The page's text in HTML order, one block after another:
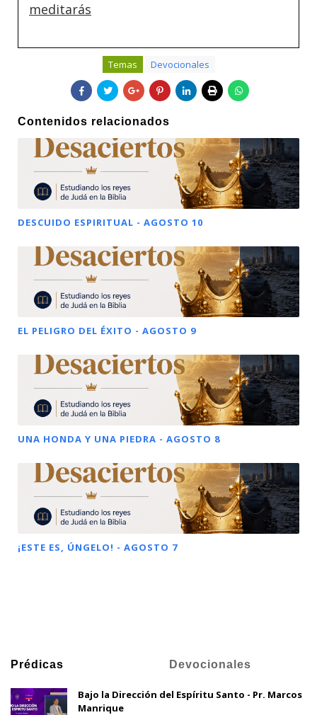
meditarás
Temas Devocionales
Contenidos relacionados
DESCUIDO ESPIRITUAL - AGOSTO 10
EL PELIGRO DEL ÉXITO - AGOSTO 9
UNA HONDA Y UNA PIEDRA - AGOSTO 8
¡ESTE ES, ÚNGELO! - AGOSTO 7
Prédicas Devocionales
Bajo la Dirección del Espíritu Santo - Pr. Marcos
Manrique